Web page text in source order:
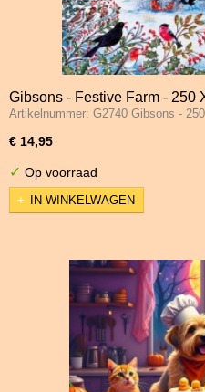
Gibsons - Festive Farm - 250
Artikelnummer: G2740 Gibsons -
€ 14,95
✓ Op voorraad
IN WINKELWAGEN